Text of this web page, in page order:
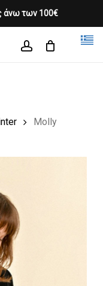
άνω των 100€
CLOSE
CART
Molly
Close